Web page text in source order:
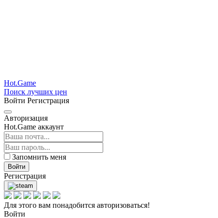
Hot.Game
Поиск лучших цен
Войти Регистрация
Авторизация
Hot.Game аккаунт
Запомнить меня
Войти
Регистрация
Для этого вам понадобится авторизоваться!
Войти